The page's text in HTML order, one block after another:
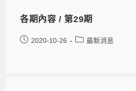
各期內容 / 第29期
2020-10-26 最新消息